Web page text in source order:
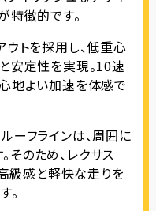
特徴的です。
ウトを採用し、低重心
安定性を実現。10速
地よい加速を体感で
ーフラインは、周囲に
のため、レクサス
級感と軽快な走りを
。